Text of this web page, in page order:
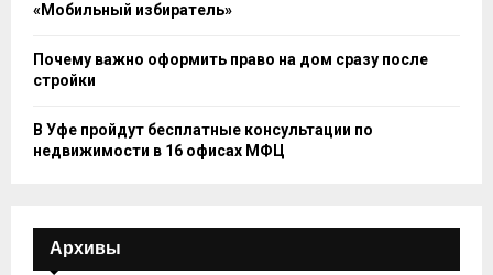
«Мобильный избиратель»
Почему важно оформить право на дом сразу после
стройки
В Уфе пройдут бесплатные консультации по
недвижимости в 16 офисах МФЦ
Архивы